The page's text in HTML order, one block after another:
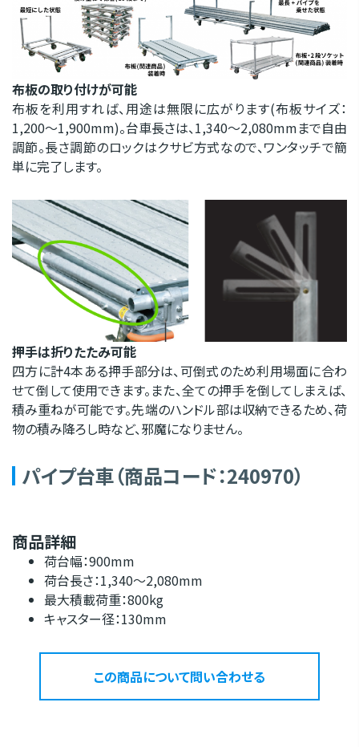
布板の取り付けが可能
布板を利用すれば、用途は無限に広がります(布板サイズ：
1,200～1,900mm)。台車長さは、1,340～2,080mmまで自由
調節。長さ調節のロックはクサビ方式なので、ワンタッチで簡
単に完了します。
押手は折りたたみ可能
四方に計4本ある押手部分は、可倒式のため利用場面に合わ
せて倒して使用できます。また、全ての押手を倒してしまえば、
積み重ねが可能です。先端のハンドル部は収納できるため、荷
物の積み降ろし時など、邪魔になりません。
パイプ台車（商品コード：240970）
商品詳細
荷台幅：900mm
荷台長さ：1,340～2,080mm
最大積載荷重：800kg
キャスター径：130mm
この商品について問い合わせる